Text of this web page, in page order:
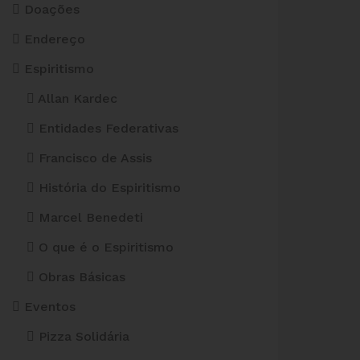
Doações
Endereço
Espiritismo
Allan Kardec
Entidades Federativas
Francisco de Assis
História do Espiritismo
Marcel Benedeti
O que é o Espiritismo
Obras Básicas
Eventos
Pizza Solidária